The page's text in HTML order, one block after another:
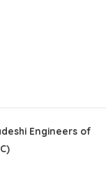
Engineers of